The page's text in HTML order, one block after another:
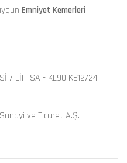
Emniyet Kemerleri
/ LİFTSA - KL90 KE12/24
ve Ticaret A.Ş.